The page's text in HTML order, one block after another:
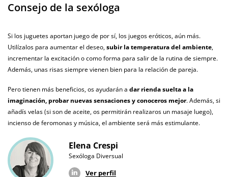
Envío discreto Paquete discreto y sin distintivos
Garantías 3 años de garantía
Producto
original
¿Cuándo lo
recibo?
El martes 11 de agosto (fecha estimada)
Consejo de la sexóloga
Si los juguetes aportan juego de por sí, los juegos eróticos, aún más.
Utilízalos para aumentar el deseo,subir la temperatura del ambiente,
incrementar la excitación o como forma para salir de la rutina de siempre.
Además, unas risas siempre vienen bien para la relación de pareja.
Pero tienen más beneficios, os ayudarán a dar rienda suelta a la
imaginación, probar nuevas sensaciones y conoceros mejor. Además, si
añadís velas (si son de aceite, os permitirán realizaros un masaje luego),
incienso de feromonas y música, el ambiente será más estimulante.
Elena Crespi
Sexóloga Diversual
Ver perfil